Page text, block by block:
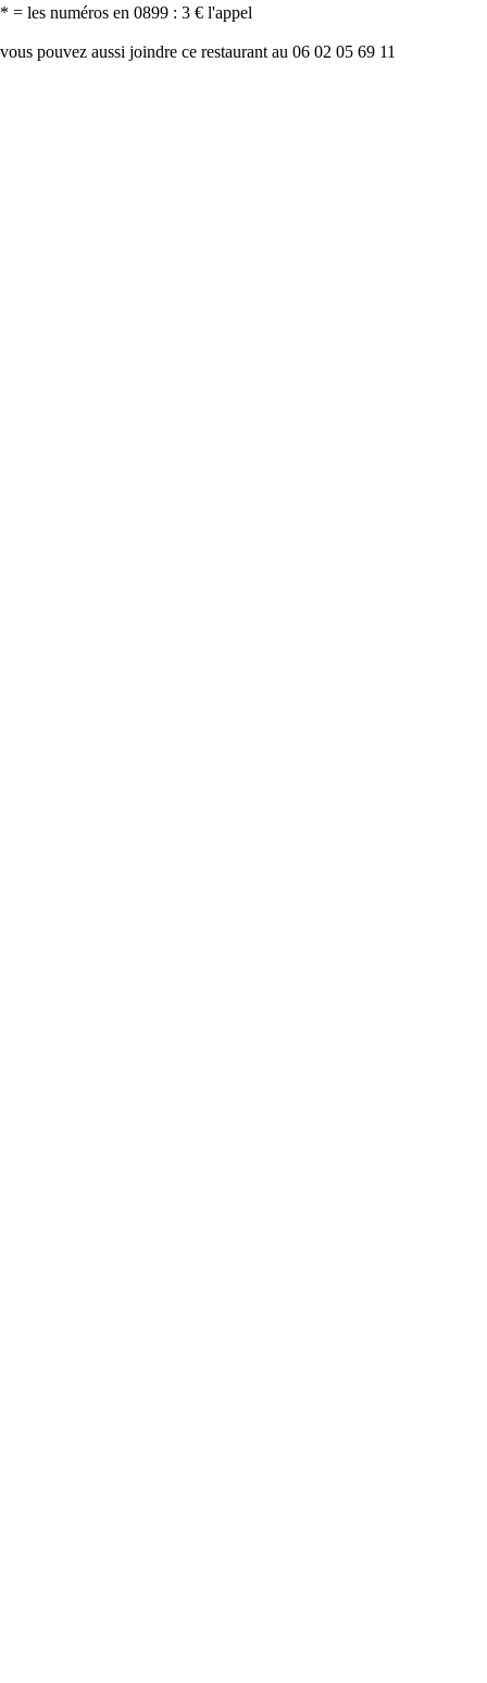
* = les numéros en 0899 : 3 € l'appel
vous pouvez aussi joindre ce restaurant au 06 02 05 69 11